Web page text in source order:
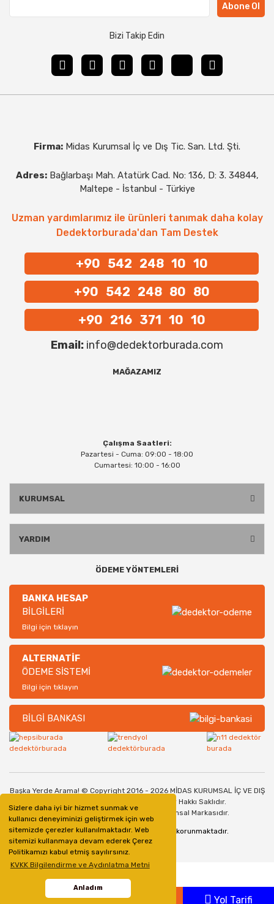
Sizlere daha iyi bir hizmet sunmak ve
kullanıcı deneyiminizi geliştirmek için web
sitemizde çerezler kullanılmaktadır. Web
sitemizi kullanmaya devam ederek Çerez
Politikamızı kabul etmiş sayılırsınız.
KVKK Bilgilendirme ve Aydınlatma Metni
Anladım
Abone Ol
Bizi Takip Edin
Firma: Midas Kurumsal İç ve Dış Tic. San. Ltd. Şti.
Adres: Bağlarbaşı Mah. Atatürk Cad. No: 136, D: 3. 34844,
Maltepe - İstanbul - Türkiye
Uzman yardımlarımız ile ürünleri tanımak daha kolay
Dedektorburada'dan Tam Destek
+90 542 248 10 10
+90 542 248 80 80
+90 216 371 10 10
Email: info@dedektorburada.com
MAĞAZAMIZ
Çalışma Saatleri:
Pazartesi - Cuma: 09:00 - 18:00
Cumartesi: 10:00 - 16:00
KURUMSAL
YARDIM
ÖDEME YÖNTEMLERİ
BANKA HESAP
BİLGİLERİ
Bilgi için tıklayın
ALTERNATİF
ÖDEME SİSTEMİ
Bilgi için tıklayın
BİLGİ BANKASI
Başka Yerde Arama! © Copyright 2016 - 2026 MİDAS KURUMSAL İÇ VE DIŞ
TİCARET SANAYİ LİMİTED ŞİRKETİ. Her Hakkı Saklıdır.
Dedektorburada.com, bir Midas Kurumsal Markasıdır.
128bit SSL Güvenlik Sertifikası ile korunmaktadır.
Whatsapp Yol Tarifi